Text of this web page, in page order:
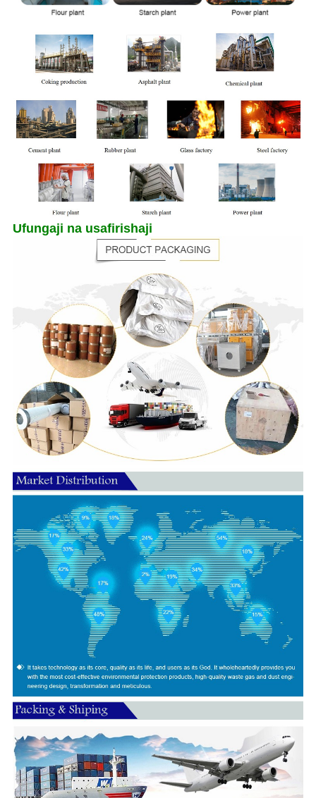
Ufungaji na usafirishaji